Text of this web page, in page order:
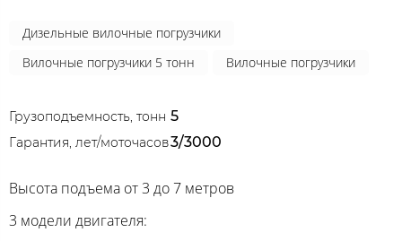
Дизельные вилочные погрузчики
Вилочные погрузчики 5 тонн
Вилочные погрузчики
Грузоподъемность, тонн 5
Гарантия, лет/моточасов3/3000
Высота подъема от 3 до 7 метров
3 модели двигателя: